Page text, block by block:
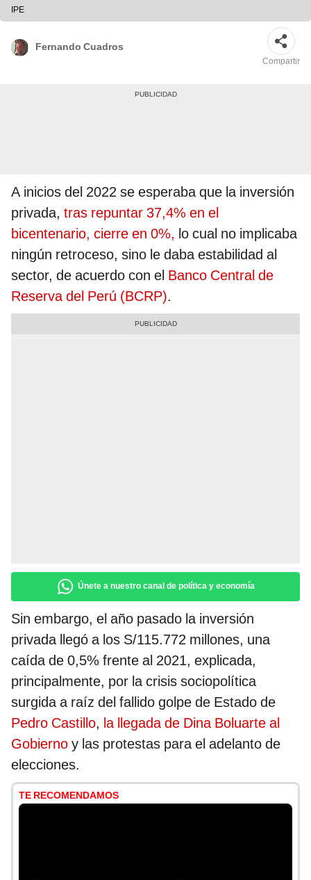
IPE
Fernando Cuadros
Compartir
A inicios del 2022 se esperaba que la inversión
privada, tras repuntar 37,4% en el
bicentenario, cierre en 0%, lo cual no implicaba
ningún retroceso, sino le daba estabilidad al
sector, de acuerdo con el Banco Central de
Reserva del Perú (BCRP).
Únete a nuestro canal de política y economía
Sin embargo, el año pasado la inversión
privada llegó a los S/115.772 millones, una
caída de 0,5% frente al 2021, explicada,
principalmente, por la crisis sociopolítica
surgida a raíz del fallido golpe de Estado de
Pedro Castillo, la llegada de Dina Boluarte al
Gobierno y las protestas para el adelanto de
elecciones.
TE RECOMENDAMOS